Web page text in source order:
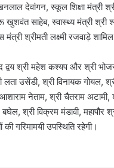
देवांगन, स्कूल शिक्षा मंत्री
खुशवंत साहेब, स्वास्थ्य मंत्री श्री
मंत्री श्रीमती लक्ष्मी रजवाड़े
द्वय श्री महेश कश्यप और श्री
लता उसेंडी, श्री विनायक गोयल,
नेताम, श्री चैतराम अटामी,
श्री विक्रम मंडावी, महापौर
गरिमामयी उपस्थिति रहेगी।